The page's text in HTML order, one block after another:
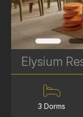
3 Dorms